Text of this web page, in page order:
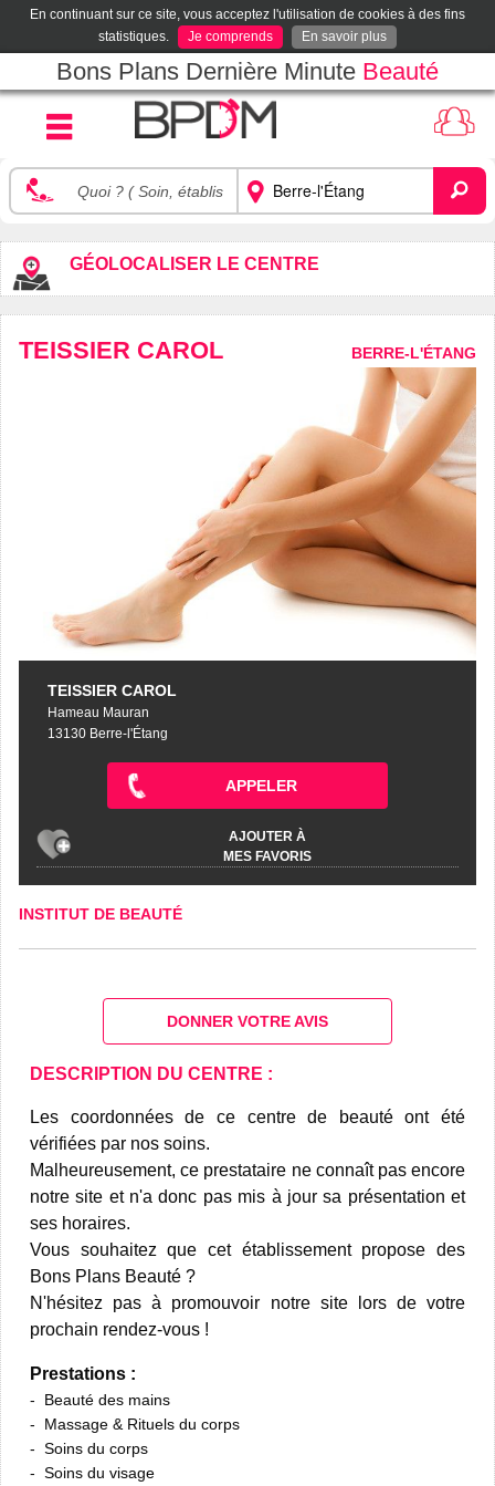
En continuant sur ce site, vous acceptez l'utilisation de cookies à des fins
statistiques.
Je comprends En savoir plus
Bons Plans Dernière Minute Beauté
GÉOLOCALISER LE CENTRE
TEISSIER CAROL BERRE-L'ÉTANG
TEISSIER CAROL
Hameau Mauran
13130 Berre-l'Étang
APPELER
AJOUTER À
MES FAVORIS
INSTITUT DE BEAUTÉ
DONNER VOTRE AVIS
DESCRIPTION DU CENTRE :
Les coordonnées de ce centre de beauté ont été
vérifiées par nos soins.
Malheureusement, ce prestataire ne connaît pas encore
notre site et n'a donc pas mis à jour sa présentation et
ses horaires.
Vous souhaitez que cet établissement propose des
Bons Plans Beauté ?
N'hésitez pas à promouvoir notre site lors de votre
prochain rendez-vous !
Prestations :
Beauté des mains
Massage & Rituels du corps
Soins du corps
Soins du visage